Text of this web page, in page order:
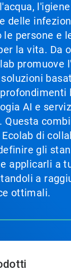
delle
le persone e
la vita. Da
promuove
AI e
Questa
di
gli
applicarli a
a
ottimali.